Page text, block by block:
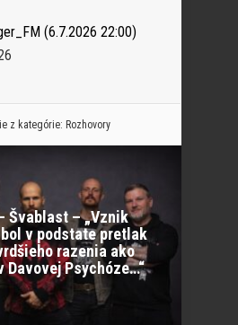
(6.7.2026 22:00)
z kategórie: Rozhovory
Švablast – „Vznik
v podstate pretlak
razenia ako
Davovej Psychóze…“